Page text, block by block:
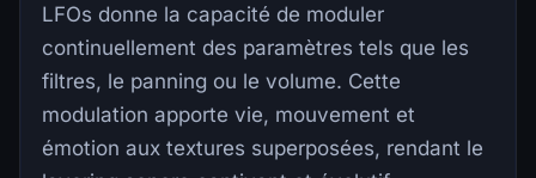
LFOs donne la capacité de moduler
continuellement des paramètres tels que les
filtres, le panning ou le volume. Cette
modulation apporte vie, mouvement et
émotion aux textures superposées, rendant le